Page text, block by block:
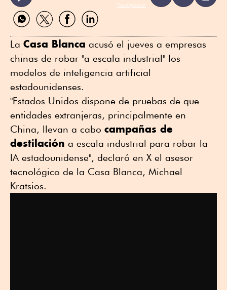
ReadSpeaker
Compartir
por
Compartir
por
Compartir
por
Compartir
por
La Casa Blanca acusó el jueves a empresas
chinas de robar "a escala industrial" los
modelos de inteligencia artificial
estadounidenses.
"Estados Unidos dispone de pruebas de que
entidades extranjeras, principalmente en
China, llevan a cabo campañas de
destilación a escala industrial para robar la
IA estadounidense", declaró en X el asesor
tecnológico de la Casa Blanca, Michael
Kratsios.